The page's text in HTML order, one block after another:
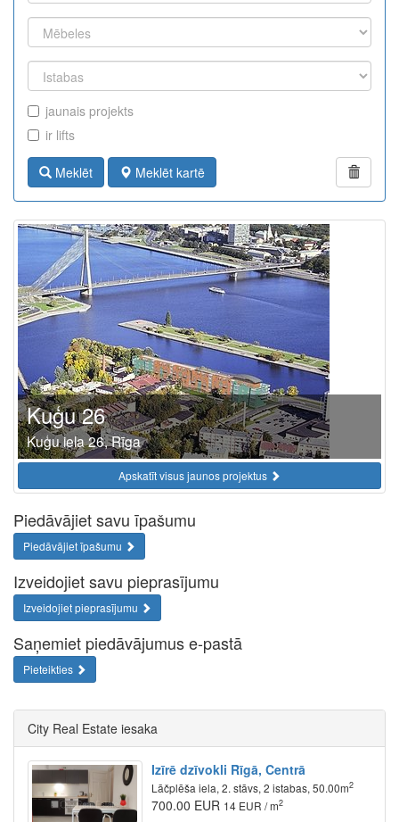
jaunais projekts
ir lifts
Meklēt Meklēt kartē
Kuģu 26
Kuģu iela 26, Rīga
Apskatīt visus jaunos projektus
Piedāvājiet savu īpašumu
Piedāvājiet īpašumu
Izveidojiet savu pieprasījumu
Izveidojiet pieprasījumu
Saņemiet piedāvājumus e-pastā
Pieteikties
City Real Estate iesaka
Izīrē dzīvokli Rīgā, Centrā
Lāčplēša iela, 2. stāvs, 2 istabas, 50.00m2
700.00 EUR 14 EUR / m2